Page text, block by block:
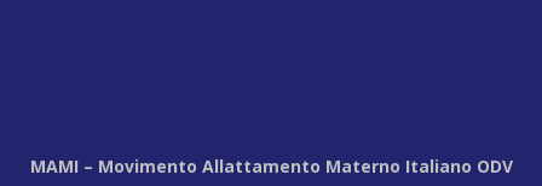
MAMI – Movimento Allattamento Materno Italiano ODV